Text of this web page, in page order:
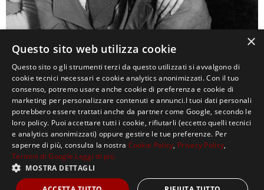
0
Copyright ©2021, MASTERX Tutti i diritti riservati.
×
Questo sito web utilizza cookie
Questo sito o gli strumenti terzi da questo utilizzati si avvalgono di
cookie tecnici necessari e cookie analytics anonimizzati. Con il tuo
consenso, potremo usare anche cookie di preferenza e cookie di
marketing per personalizzare contenuti e annunci.I tuoi dati personali
potrebbero essere trattati anche da partner come Google, secondo le
loro policy. Puoi accettare tutti i cookie, rifiutarli (eccetto quelli tecnici
e analytics anonimizzati) oppure gestire le tue preferenze. Per
saperne di più, consulta la nostra Cookie Policy, Privacy Policy,
Termini di Google Leggi di più
MOSTRA DETTAGLI